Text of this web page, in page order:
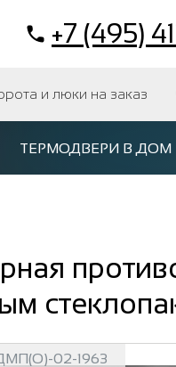
+7 (495)
и люки на заказ
ТЕРМОДВЕРИ В ДОМ
02-1963